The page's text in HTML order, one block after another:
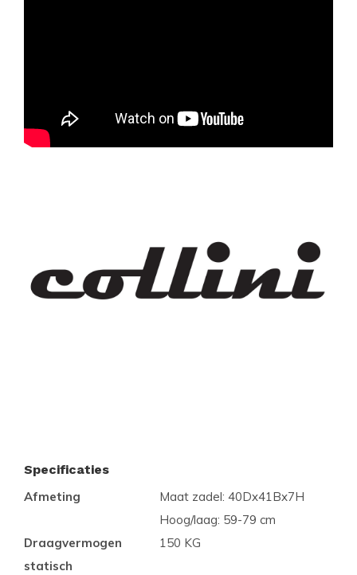
Specificaties
Afmeting
Maat zadel: 40Dx41Bx7H
Hoog/laag: 59-79 cm
Draagvermogen
statisch
150 KG